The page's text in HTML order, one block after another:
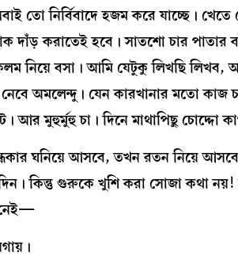
তো নির্বিবাদে হজম করে যাচ্ছে।
দাঁড় করাতেই হবে। সাতশো চার পাতার
নিয়ে বসা। আমি যেটুকু লিখছি লিখব,
নেবে অমলেন্দু। যেন কারখানার মতো
আর মুহুর্মুহু চা। দিনে মাথাপিছু
ঘনিয়ে আসবে, তখন রতন নিয়ে আসবে
কিন্তু গুরুকে খুশি করা সোজা কথা